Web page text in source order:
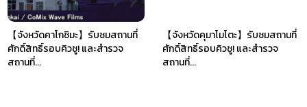
【จังหวัดคาโกชิมะ】รับชมสถานที่
ศักดิ์สิทธิ์รอบคิวชู! และสำรวจ
สถานที่...
【จังหวัดคุมาโมโตะ】รับชมสถานที่
ศักดิ์สิทธิ์รอบคิวชู! และสำรวจ
สถานที่...